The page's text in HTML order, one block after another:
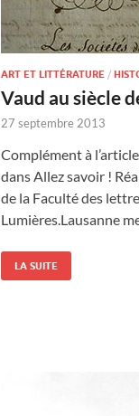
ART ET LITTÉRATURE /
Vaud au siècle
27 septembre 2013
Complément à
dans Allez savoir !
de la Faculté des
Lumières.Lausanne
LA SUITE